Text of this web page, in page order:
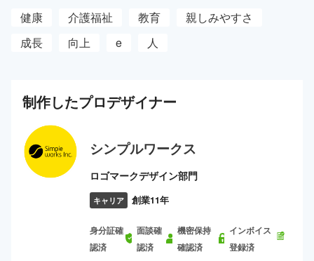
健康 介護福祉 教育
親しみやすさ
成長
向上 e 人
制作したプロデザイナー
シンプルワークス
ロゴマークデザイン部門
キャリア 創業11年
身分証確
認済
面談確
認済
機密保持
確認済
インボイス
登録済